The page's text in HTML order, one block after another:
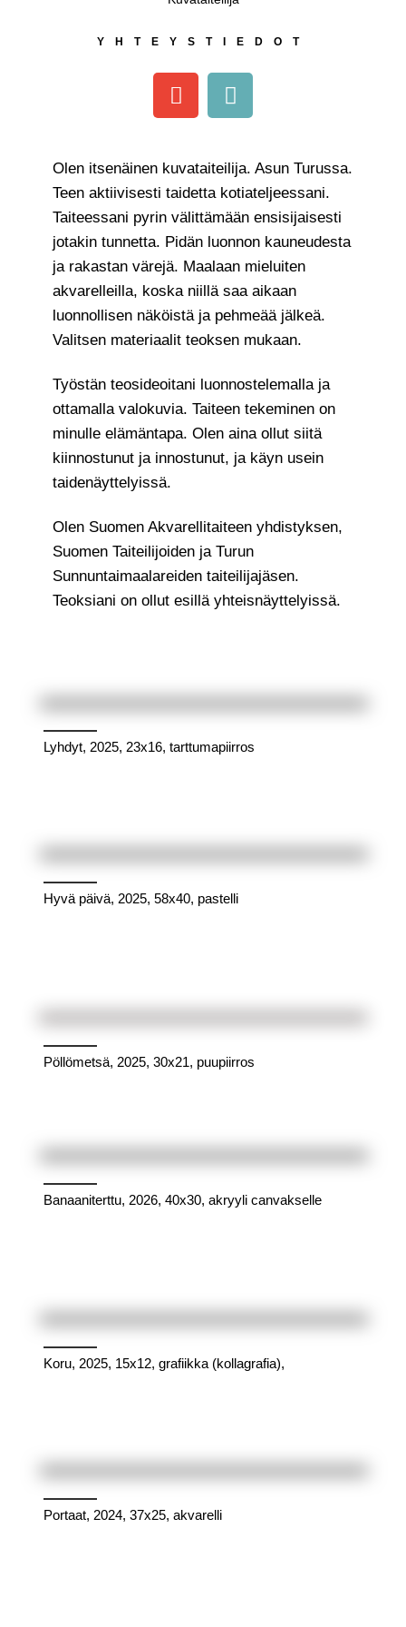
YHTEYSTIEDOT
Olen itsenäinen kuvataiteilija. Asun Turussa.
Teen aktiivisesti taidetta kotiateljeessani.
Taiteessani pyrin välittämään ensisijaisesti
jotakin tunnetta. Pidän luonnon kauneudesta
ja rakastan värejä. Maalaan mieluiten
akvarelleilla, koska niillä saa aikaan
luonnollisen näköistä ja pehmeää jälkeä.
Valitsen materiaalit teoksen mukaan.
Työstän teosideoitani luonnostelemalla ja
ottamalla valokuvia. Taiteen tekeminen on
minulle elämäntapa. Olen aina ollut siitä
kiinnostunut ja innostunut, ja käyn usein
taidenäyttelyissä.
Olen Suomen Akvarellitaiteen yhdistyksen,
Suomen Taiteilijoiden ja Turun
Sunnuntaimaalareiden taiteilijajäsen.
Teoksiani on ollut esillä yhteisnäyttelyissä.
Lyhdyt, 2025, 23x16, tarttumapiirros
Hyvä päivä, 2025, 58x40, pastelli
Pöllömetsä, 2025, 30x21, puupiirros
Banaaniterttu, 2026, 40x30, akryyli canvakselle
Koru, 2025, 15x12, grafiikka (kollagrafia),
Portaat, 2024, 37x25, akvarelli